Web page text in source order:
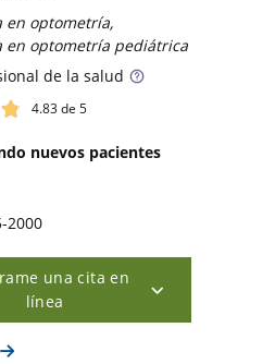
en optometría,
en optometría pediátrica
de la salud
4.83de 5
nuevos pacientes
2000
una cita en
línea